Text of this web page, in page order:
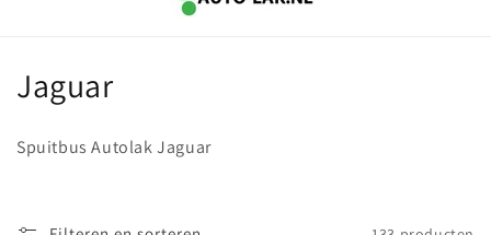
C
Jaguar
Spuitbus Autolak Jaguar